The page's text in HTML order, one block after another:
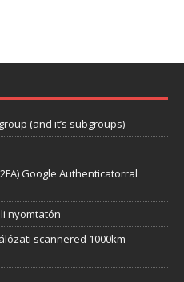
(and it’s subgroups)
Google Authenticatorral
nyomtatón
scannered 1000km